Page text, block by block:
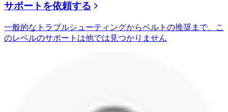
サポートを依頼する
一般的なトラブルシューティングからベルトの推奨まで、こ
のレベルのサポートは他では見つかりません